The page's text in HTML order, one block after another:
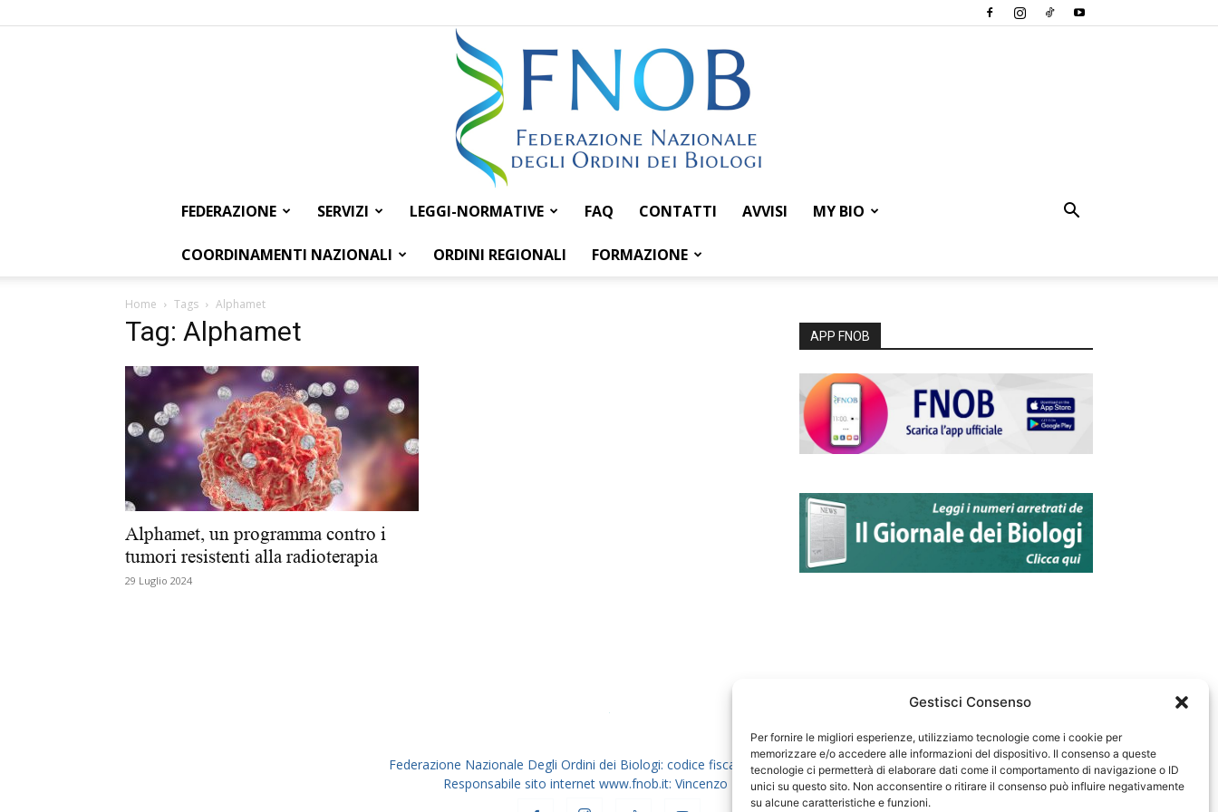
Gestisci Consenso
Per fornire le migliori esperienze, utilizziamo tecnologie come i cookie per
memorizzare e/o accedere alle informazioni del dispositivo. Il consenso a queste
tecnologie ci permetterà di elaborare dati come il comportamento di navigazione o ID
unici su questo sito. Non acconsentire o ritirare il consenso può influire negativamente
su alcune caratteristiche e funzioni.
Federazione
dei
FEDERAZIONE SERVIZI LEGGI-NORMATIVE FAQ CONTATTI AVVISI MY BIO
COORDINAMENTI NAZIONALI ORDINI REGIONALI FORMAZIONE
Home Tags Alphamet
Tag: Alphamet
Alphamet, un programma contro i
tumori resistenti alla radioterapia
29 Luglio 2024
APP FNOB
Federazione Nazionale Degli Ordini dei Biologi: codice fiscale 80069130583
Responsabile sito internet www.fnob.it: Vincenzo D'Anna